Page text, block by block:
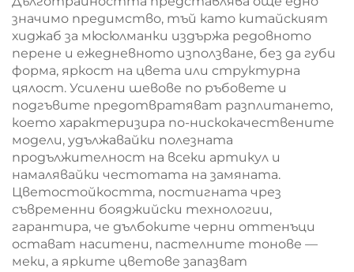
значимо предимство, тъй като китайският
хиджаб за мюсюлманки издържа редовното
перене и ежедневното използване, без да губи
форма, яркост на цвета или структурна
цялост. Усилени шевове по ръбовете и
подгъвите предотвратяват разплитането,
което характеризира по-нискокачествените
модели, удължавайки полезната
продължителност на всеки артикул и
намалявайки честотата на замяната.
Цветостойкостта, постигната чрез
съвременни бояджийски технологии,
гарантира, че дълбоките черни оттенъци
остават наситени, пастелните тонове —
меки, а ярките цветове запазват